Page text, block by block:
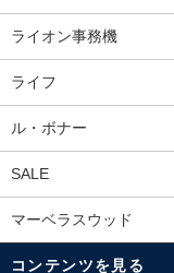
ライオン事務機
ライフ
ル・ボナー
SALE
マーベラスウッド
コンテンツを見る